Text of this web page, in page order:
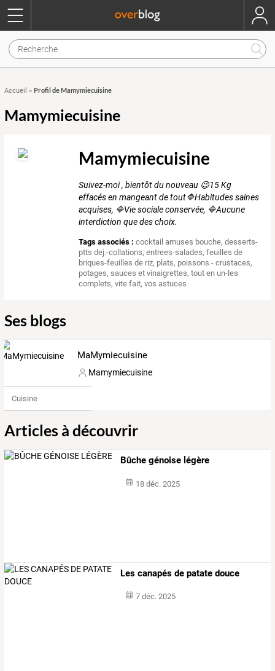
Accueil » Profil de Mamymiecuisine
Mamymiecuisine
Mamymiecuisine
Suivez-moi , bientôt du nouveau 😉15 Kg
effacés en mangeant de tout🔷️Habitudes saines
acquises, 🔷️Vie sociale conservée, 🔷️Aucune
interdiction que des choix.
Tags associés : cocktail amuses bouche,desserts-
ptts dej.-collations,entrees-salades,feuilles de
briques-feuilles de riz, plats, poissons - crustaces,
potages,sauces et vinaigrettes,tout en un-les
complets,vite fait,vos astuces
Ses blogs
MaMymiecuisine
Mamymiecuisine
Cuisine
Articles à découvrir
Bûche génoise légère
18 déc. 2025
Les canapés de patate douce
7 déc. 2025